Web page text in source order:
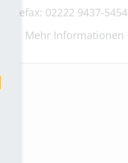
Telefax: 02222 9437-5454
Mehr Informationen